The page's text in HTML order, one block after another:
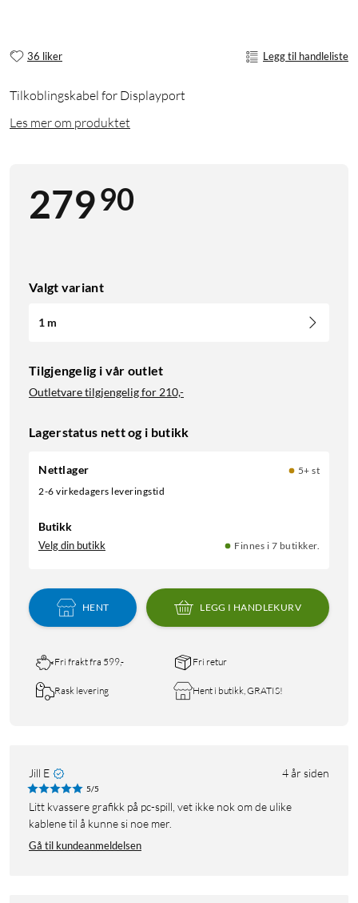
36 liker Legg til handleliste
Tilkoblingskabel for Displayport
Les mer om produktet
27990
Valgt variant
1 m
Tilgjengelig i vår outlet
Outletvare tilgjengelig for 210,-
Lagerstatus nett og i butikk
Nettlager
5+ st
2-6 virkedagers leveringstid
Butikk
Velg din butikk Finnes i 7 butikker.
HENT LEGG I HANDLEKURV
Fri frakt fra 599,- Fri retur
Rask levering Hent i butikk, GRATIS!
Jill E 4 år siden
5/5
Litt kvassere grafikk på pc-spill, vet ikke nok om de ulike
kablene til å kunne si noe mer.
Gå til kundeanmeldelsen